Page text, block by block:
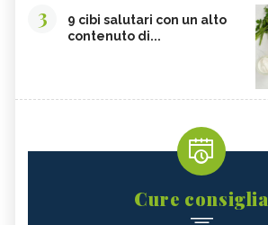
3
9 cibi salutari con un alto
contenuto di...
Cure consiglia